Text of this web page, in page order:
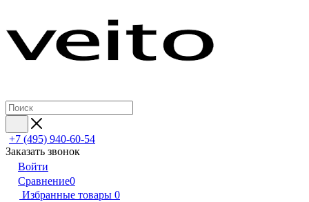
+7 (495) 940-60-54
Заказать звонок
Войти
Сравнение0
Избранные товары 0